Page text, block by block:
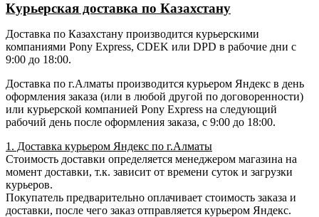
Курьерская доставка по Казахстану
Доставка по Казахстану производится курьерскими
компаниями Pony Express, CDEK или DPD в рабочие дни с
9:00 до 18:00.
Доставка по г.Алматы производится курьером Яндекс в день
оформления заказа (или в любой другой по договоренности)
или курьерской компанией Pony Express на следующий
рабочий день после оформления заказа, с 9:00 до 18:00.
1. Доставка курьером Яндекс по г.Алматы
Стоимость доставки определяется менеджером магазина на
момент доставки, т.к. зависит от времени суток и загрузки
курьеров.
Покупатель предварительно оплачивает стоимость заказа и
доставки, после чего заказ отправляется курьером Яндекс.